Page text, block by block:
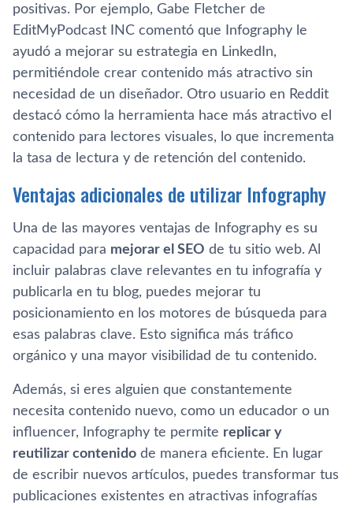
positivas. Por ejemplo, Gabe Fletcher de
EditMyPodcast INC comentó que Infography le
ayudó a mejorar su estrategia en LinkedIn,
permitiéndole crear contenido más atractivo sin
necesidad de un diseñador. Otro usuario en Reddit
destacó cómo la herramienta hace más atractivo el
contenido para lectores visuales, lo que incrementa
la tasa de lectura y de retención del contenido.
Ventajas adicionales de utilizar Infography
Una de las mayores ventajas de Infography es su
capacidad para mejorar el SEO de tu sitio web. Al
incluir palabras clave relevantes en tu infografía y
publicarla en tu blog, puedes mejorar tu
posicionamiento en los motores de búsqueda para
esas palabras clave. Esto significa más tráfico
orgánico y una mayor visibilidad de tu contenido.
Además, si eres alguien que constantemente
necesita contenido nuevo, como un educador o un
influencer, Infography te permite replicar y
reutilizar contenido de manera eficiente. En lugar
de escribir nuevos artículos, puedes transformar tus
publicaciones existentes en atractivas infografías